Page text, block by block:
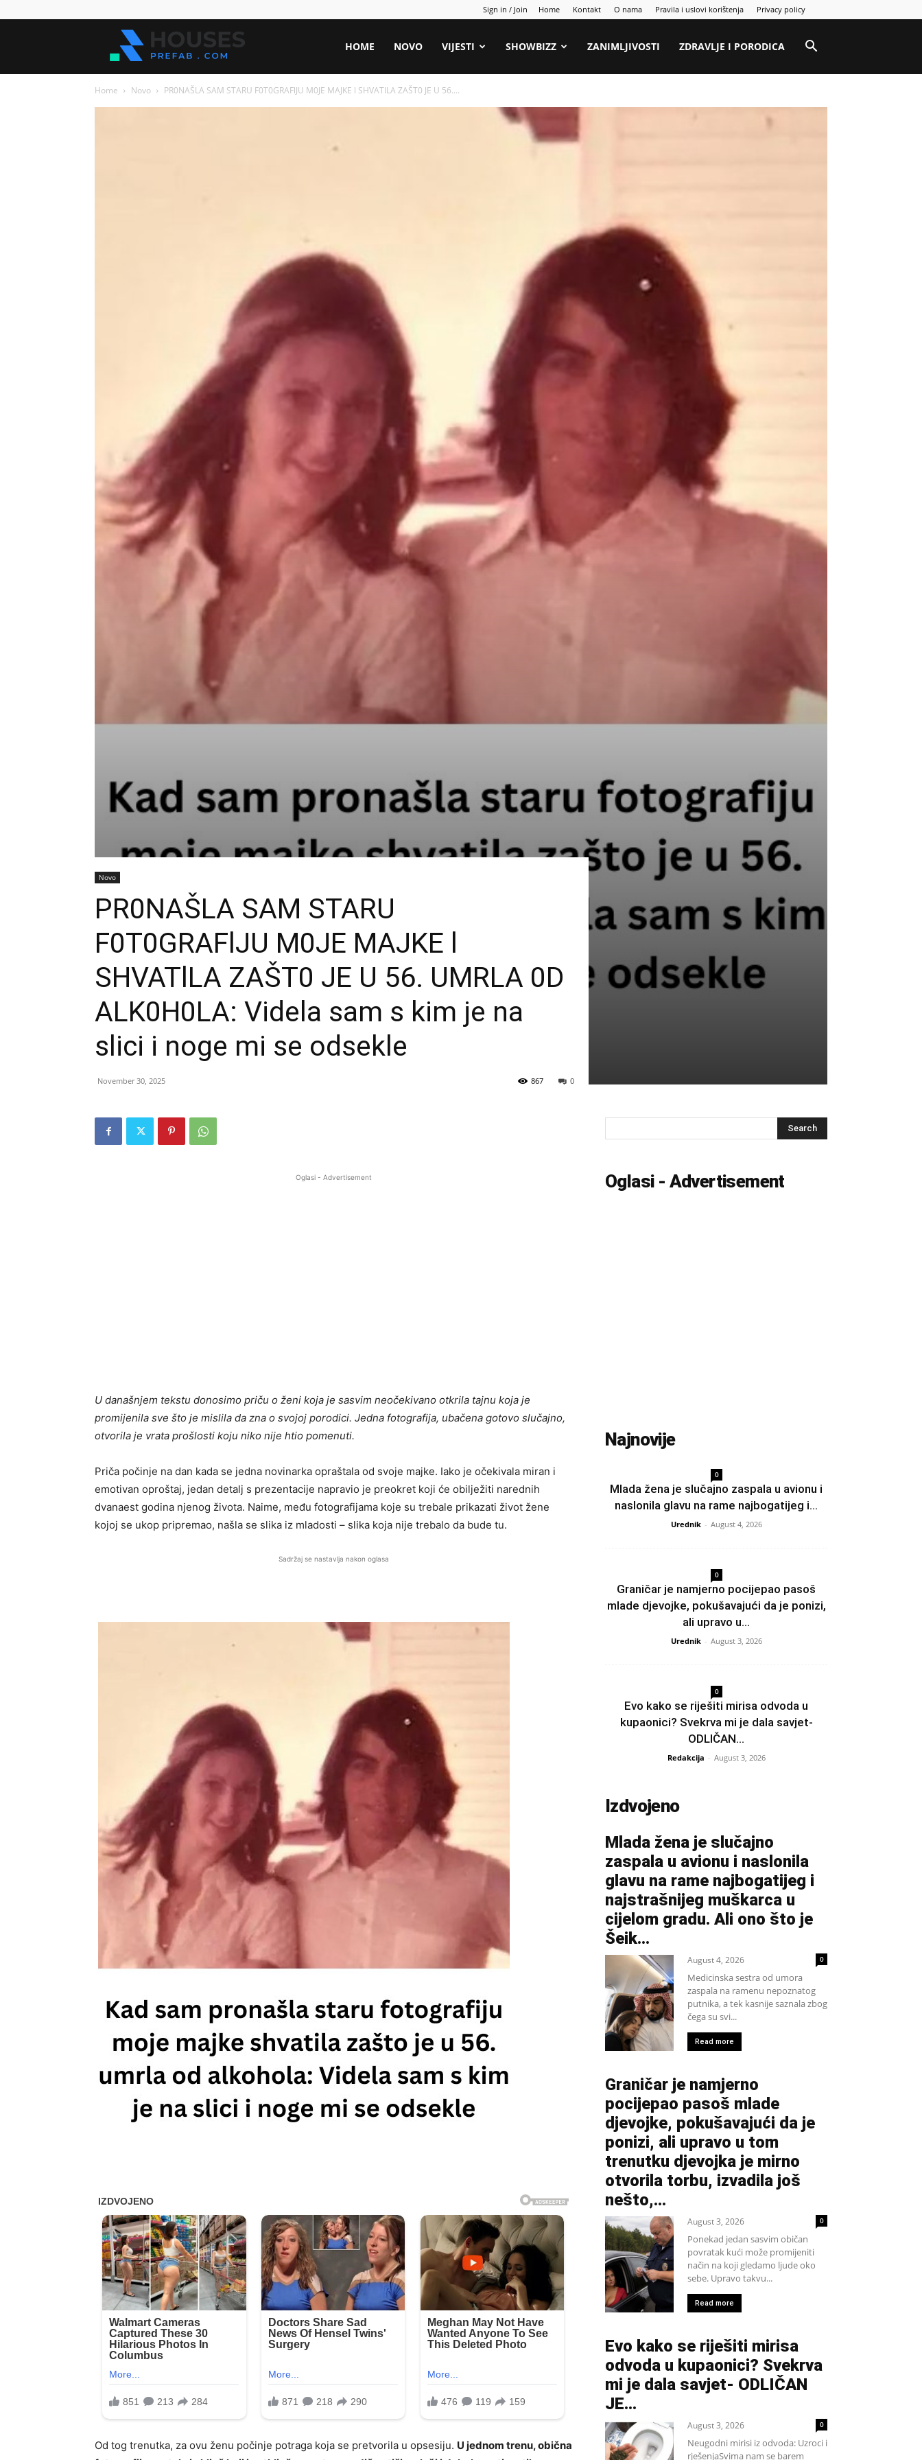
Sign in / Join Home Kontakt O nama Pravila i uslovi korištenja Privacy policy
HOME NOVO VIJESTI SHOWBIZZ ZANIMLJIVOSTI ZDRAVLJE I PORODICA
Home Novo PR0NAŠLA SAM STARU F0T0GRAFlJU M0JE MAJKE l SHVATlLA ZAŠT0 JE U 56....
Novo
PR0NAŠLA SAM STARU
F0T0GRAFlJU M0JE MAJKE l
SHVATlLA ZAŠT0 JE U 56. UMRLA 0D
ALK0H0LA: Videla sam s kim je na
slici i noge mi se odsekle
November 30, 2025 0
867
Oglasi - Advertisement
U današnjem tekstu donosimo priču o ženi koja je sasvim neočekivano otkrila tajnu koja je
promijenila sve što je mislila da zna o svojoj porodici. Jedna fotografija, ubačena gotovo slučajno,
otvorila je vrata prošlosti koju niko nije htio pomenuti.
Priča počinje na dan kada se jedna novinarka opraštala od svoje majke. Iako je očekivala miran i
emotivan oproštaj, jedan detalj s prezentacije napravio je preokret koji će obilježiti narednih
dvanaest godina njenog života. Naime, među fotografijama koje su trebale prikazati život žene
kojoj se ukop pripremao, našla se slika iz mladosti – slika koja nije trebalo da bude tu.
Sadržaj se nastavlja nakon oglasa
Od tog trenutka, za ovu ženu počinje potraga koja se pretvorila u opsesiju. U jednom trenu, obična
Oglasi - Advertisement
Najnovije
0
Mlada žena je slučajno zaspala u avionu i
naslonila glavu na rame najbogatijeg i...
Urednik - August 4, 2026
0
Graničar je namjerno pocijepao pasoš
mlade djevojke, pokušavajući da je ponizi,
ali upravo u...
Urednik - August 3, 2026
0
Evo kako se riješiti mirisa odvoda u
kupaonici? Svekrva mi je dala savjet-
ODLIČAN...
Redakcija - August 3, 2026
Izdvojeno
Mlada žena je slučajno
zaspala u avionu i naslonila
glavu na rame najbogatijeg i
najstrašnijeg muškarca u
cijelom gradu. Ali ono što je
Šeik...
August 4, 2026 0
Medicinska sestra od umora
zaspala na ramenu nepoznatog
putnika, a tek kasnije saznala zbog
čega su svi...
Read more
Graničar je namjerno
pocijepao pasoš mlade
djevojke, pokušavajući da je
ponizi, ali upravo u tom
trenutku djevojka je mirno
otvorila torbu, izvadila još
nešto,...
August 3, 2026 0
Ponekad jedan sasvim običan
povratak kući može promijeniti
način na koji gledamo ljude oko
sebe. Upravo takvu...
Read more
Evo kako se riješiti mirisa
odvoda u kupaonici? Svekrva
mi je dala savjet- ODLIČAN
JE…
August 3, 2026 0
Neugodni mirisi iz odvoda: Uzroci i
rješenjaSvima nam se barem